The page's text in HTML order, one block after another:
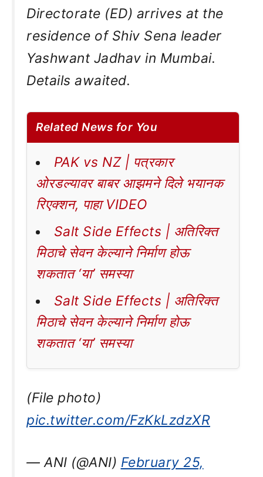
Directorate (ED) arrives at the
residence of Shiv Sena leader
Yashwant Jadhav in Mumbai.
Details awaited.
Related News for You
PAK vs NZ | पत्रकार
ओरडल्यावर बाबर आझमने दिले भयानक
रिएक्शन, पाहा VIDEO
Salt Side Effects | अतिरिक्त
मिठाचे सेवन केल्याने निर्माण होऊ
शकतात ‘या’ समस्या
Salt Side Effects | अतिरिक्त
मिठाचे सेवन केल्याने निर्माण होऊ
शकतात ‘या’ समस्या
(File photo)
pic.twitter.com/FzKkLzdzXR
— ANI (@ANI) February 25,